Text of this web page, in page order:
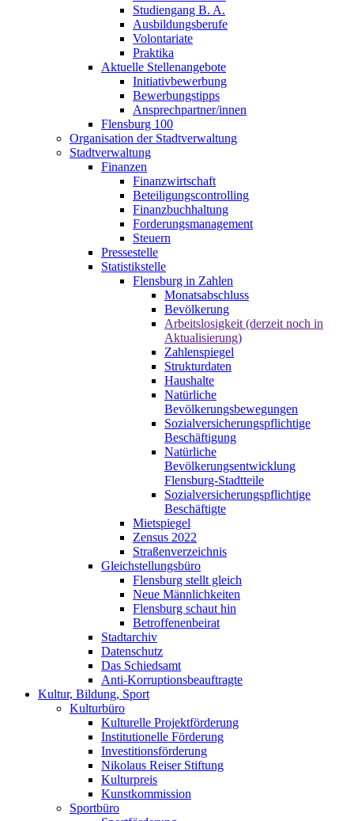
Studiengang B. A.
Ausbildungsberufe
Volontariate
Praktika
Aktuelle Stellenangebote
Initiativbewerbung
Bewerbungstipps
Ansprechpartner/innen
Flensburg 100
Organisation der Stadtverwaltung
Stadtverwaltung
Finanzen
Finanzwirtschaft
Beteiligungscontrolling
Finanzbuchhaltung
Forderungsmanagement
Steuern
Pressestelle
Statistikstelle
Flensburg in Zahlen
Monatsabschluss
Bevölkerung
Arbeitslosigkeit (derzeit noch in
Aktualisierung)
Zahlenspiegel
Strukturdaten
Haushalte
Natürliche
Bevölkerungsbewegungen
Sozialversicherungspflichtige
Beschäftigung
Natürliche
Bevölkerungsentwicklung
Flensburg-Stadtteile
Sozialversicherungspflichtige
Beschäftigte
Mietspiegel
Zensus 2022
Straßenverzeichnis
Gleichstellungsbüro
Flensburg stellt gleich
Neue Männlichkeiten
Flensburg schaut hin
Betroffenenbeirat
Stadtarchiv
Datenschutz
Das Schiedsamt
Anti-Korruptionsbeauftragte
Kultur, Bildung, Sport
Kulturbüro
Kulturelle Projektförderung
Institutionelle Förderung
Investitionsförderung
Nikolaus Reiser Stiftung
Kulturpreis
Kunstkommission
Sportbüro